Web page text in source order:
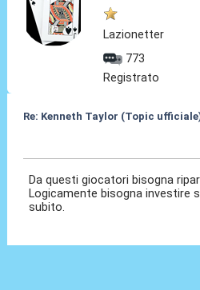
Lazionetter
773
Registrato
Re: Kenneth Taylor (Topic
Da questi giocatori bisogna
Logicamente bisogna investire
subito.